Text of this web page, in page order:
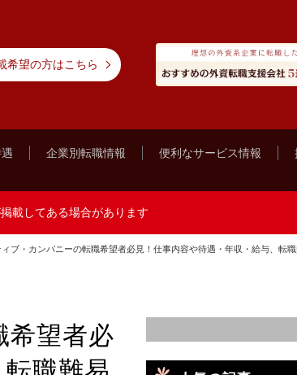
希望の方はこちら
企業別転職情報 便利なサービス情報
載してある場合があります
ィブ・カンパニーの転職希望者必見！仕事内容や待遇・年収・給与、転
望者必